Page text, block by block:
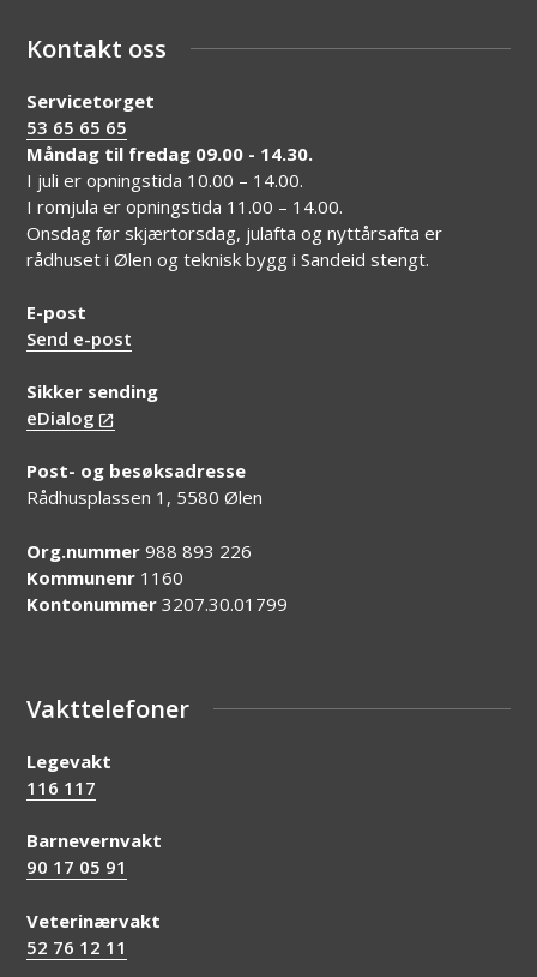
Kontakt oss
Servicetorget
53 65 65 65
Måndag til fredag 09.00 - 14.30.
I juli er opningstida 10.00 – 14.00.
I romjula er opningstida 11.00 – 14.00.
Onsdag før skjærtorsdag, julafta og nyttårsafta er
rådhuset i Ølen og teknisk bygg i Sandeid stengt.
E-post
Send e-post
Sikker sending
eDialog
Post- og besøksadresse
Rådhusplassen 1, 5580 Ølen
Org.nummer988 893 226
Kommunenr 1160
Kontonummer3207.30.01799
Vakttelefoner
Legevakt
116 117
Barnevernvakt
90 17 05 91
Veterinærvakt
52 76 12 11